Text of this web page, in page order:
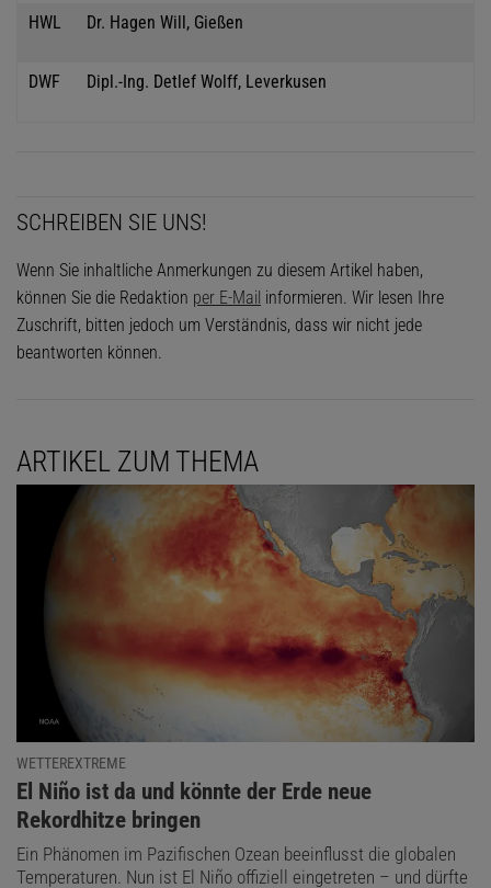
HWL Dr. Hagen Will, Gießen
DWF Dipl.-Ing. Detlef Wolff, Leverkusen
SCHREIBEN SIE UNS!
Wenn Sie inhaltliche Anmerkungen zu diesem Artikel haben,
können Sie die Redaktion per E-Mail informieren. Wir lesen Ihre
Zuschrift, bitten jedoch um Verständnis, dass wir nicht jede
beantworten können.
ARTIKEL ZUM THEMA
WETTEREXTREME
:
El Niño ist da und könnte der Erde neue
Rekordhitze bringen
Ein Phänomen im Pazifischen Ozean beeinflusst die globalen
Temperaturen. Nun ist El Niño offiziell eingetreten – und dürfte